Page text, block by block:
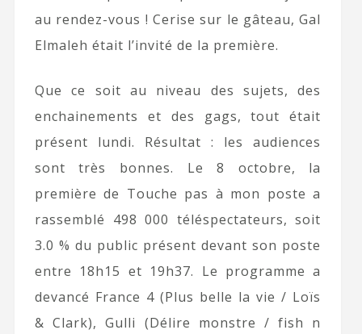
au rendez-vous ! Cerise sur le gâteau, Gal
Elmaleh était l’invité de la première.
Que ce soit au niveau des sujets, des
enchainements et des gags, tout était
présent lundi. Résultat : les audiences
sont très bonnes. Le 8 octobre, la
première de Touche pas à mon poste a
rassemblé 498 000 téléspectateurs, soit
3.0 % du public présent devant son poste
entre 18h15 et 19h37. Le programme a
devancé France 4 (Plus belle la vie / Loïs
& Clark), Gulli (Délire monstre / fish n